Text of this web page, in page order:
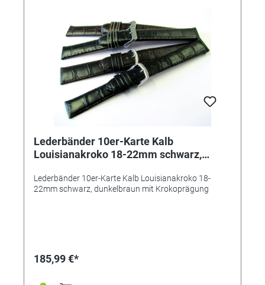
Lederbänder 10er-Karte Kalb
Louisianakroko 18-22mm schwarz,
Lederbänder 10er-Karte Kalb Louisianakroko 18-
22mm schwarz, dunkelbraun mit Krokoprägung
185,99 €*